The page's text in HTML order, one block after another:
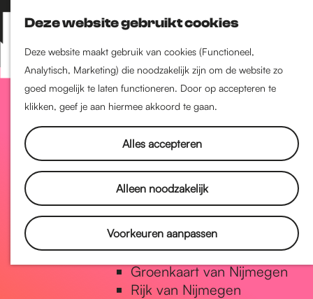
Deze website gebruikt cookies
Deze website maakt gebruik van cookies (Functioneel,
Analytisch, Marketing) die noodzakelijk zijn om de website zo
goed mogelijk te laten functioneren. Door op accepteren te
klikken, geef je aan hiermee akkoord te gaan.
Alles accepteren
Alleen noodzakelijk
Voorkeuren aanpassen
Z
o
e
k
e
K
a
a
r
t
M
e
n
Nijmegen-Nieuw-West
Nijmegen-Oud-West
Dukenburg
Lindenholt
Historie
De oudste stad van
Nederland
Historische tijdlijn
Romeinse Limes
Vrede van Nijmegen Penning
Natuur in Nijmegen
Groenkaart van Nijmegen
Rijk van Nijmegen